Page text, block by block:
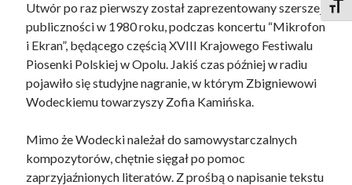
Utwór po raz pierwszy został zaprezentowany szerszej
publiczności w 1980 roku, podczas koncertu “Mikrofon
i Ekran”, będącego częścią XVIII Krajowego Festiwalu
Piosenki Polskiej w Opolu. Jakiś czas później w radiu
pojawiło się studyjne nagranie, w którym Zbigniewowi
Wodeckiemu towarzyszy Zofia Kamińska.
Mimo że Wodecki należał do samowystarczalnych
kompozytorów, chętnie sięgał po pomoc
zaprzyjaźnionych literatów. Z prośbą o napisanie tekstu